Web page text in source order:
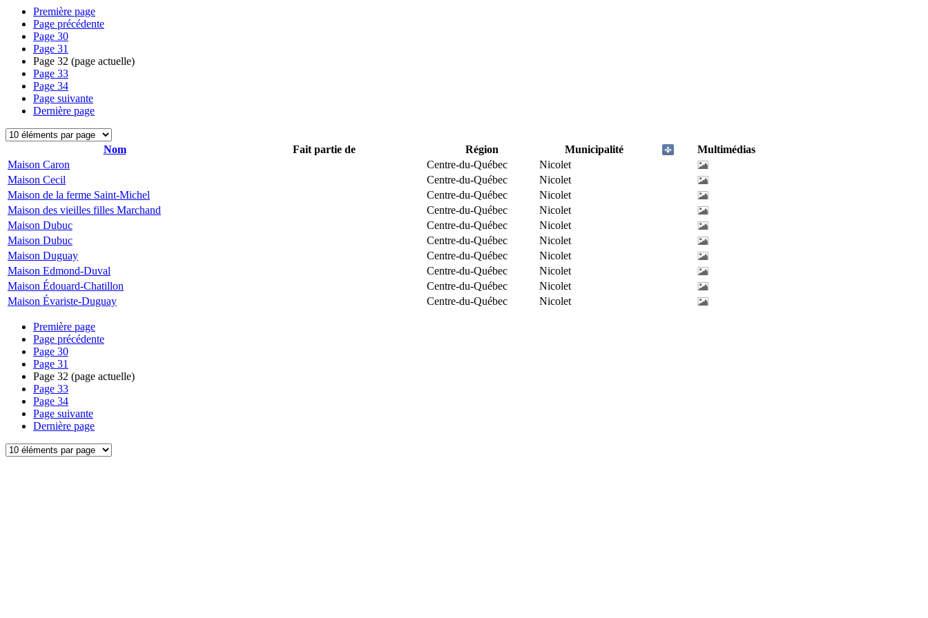
Première page
Page précédente
Page 30
Page 31
Page 32 (page actuelle)
Page 33
Page 34
Page suivante
Dernière page
Nom Fait partie de Région Municipalité
Multimédias
Maison Caron
Centre-du-Québec
Nicolet
Maison Cecil
Centre-du-Québec
Nicolet
Maison de la ferme Saint-Michel
Centre-du-Québec
Nicolet
Maison des vieilles filles Marchand
Centre-du-Québec
Nicolet
Maison Dubuc
Centre-du-Québec
Nicolet
Maison Dubuc
Centre-du-Québec
Nicolet
Maison Duguay
Centre-du-Québec
Nicolet
Maison Edmond-Duval
Centre-du-Québec
Nicolet
Maison Édouard-Chatillon
Centre-du-Québec
Nicolet
Maison Évariste-Duguay
Centre-du-Québec Nicolet
Première page
Page précédente
Page 30
Page 31
Page 32 (page actuelle)
Page 33
Page 34
Page suivante
Dernière page